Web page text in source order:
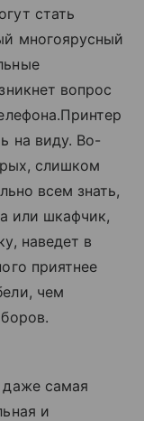
стать
многоярусный
вопрос
на виду. Во-
слишком
всем знать,
или шкафчик,
наведет в
приятнее
чем
самая
и